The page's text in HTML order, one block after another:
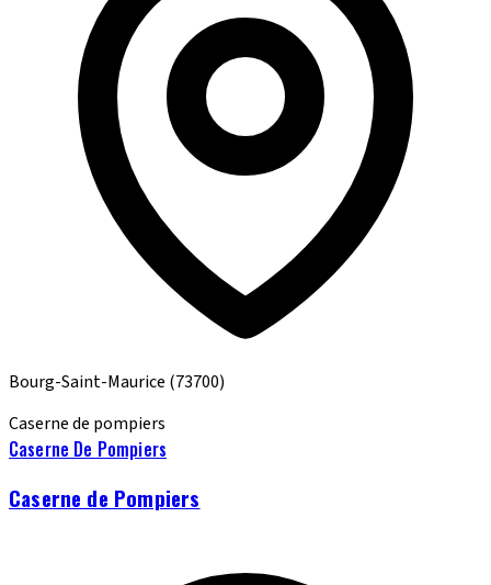
Bourg-Saint-Maurice (73700)
Caserne de pompiers
Caserne De Pompiers
Caserne de Pompiers